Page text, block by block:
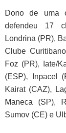
Dono de uma
defendeu 17
Londrina (PR),
Clube
Foz (PR), Iate/
(ESP), Inpacel
Kairat (CAZ),
Maneca (SP),
Sumov (CE) e